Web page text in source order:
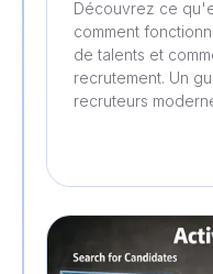
Découvrez ce
comment
de talents et
recrutement. Un
recruteurs
Recrutement